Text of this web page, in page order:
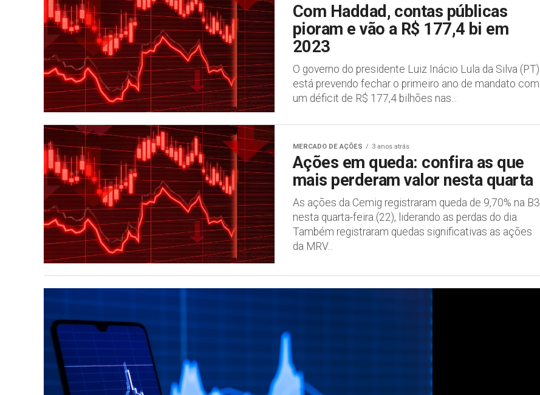
Com Haddad, contas públicas
pioram e vão a R$ 177,4 bi em
2023
O governo do presidente Luiz Inácio Lula da Silva (PT)
está prevendo fechar o primeiro ano de mandato com
um déficit de R$ 177,4 bilhões nas...
MERCADO DE AÇÕES 3 anos atrás
Ações em queda: confira as que
mais perderam valor nesta quarta
As ações da Cemig registraram queda de 9,70% na B3
nesta quarta-feira (22), liderando as perdas do dia.
Também registraram quedas significativas as ações
da MRV...